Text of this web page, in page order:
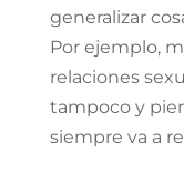
generalizar
Por ejemplo,
relaciones
tampoco y
siempre va a